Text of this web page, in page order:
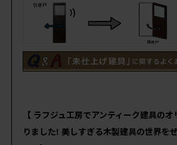
【 ラフジュ工房でアンティーク建具の
りました! 美しすぎる木製建具の世界を